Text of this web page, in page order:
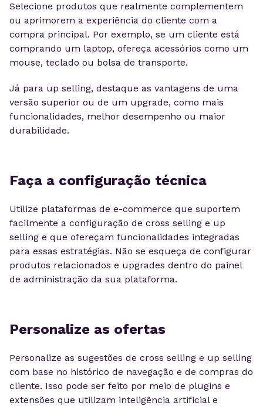
Selecione produtos que realmente complementem
ou aprimorem a experiência do cliente com a
compra principal. Por exemplo, se um cliente está
comprando um laptop, ofereça acessórios como um
mouse, teclado ou bolsa de transporte.
Já para up selling, destaque as vantagens de uma
versão superior ou de um upgrade, como mais
funcionalidades, melhor desempenho ou maior
durabilidade.
Faça a configuração técnica
Utilize plataformas de e-commerce que suportem
facilmente a configuração de cross selling e up
selling e que ofereçam funcionalidades integradas
para essas estratégias. Não se esqueça de configurar
produtos relacionados e upgrades dentro do painel
de administração da sua plataforma.
Personalize as ofertas
Personalize as sugestões de cross selling e up selling
com base no histórico de navegação e de compras do
cliente. Isso pode ser feito por meio de plugins e
extensões que utilizam inteligência artificial e